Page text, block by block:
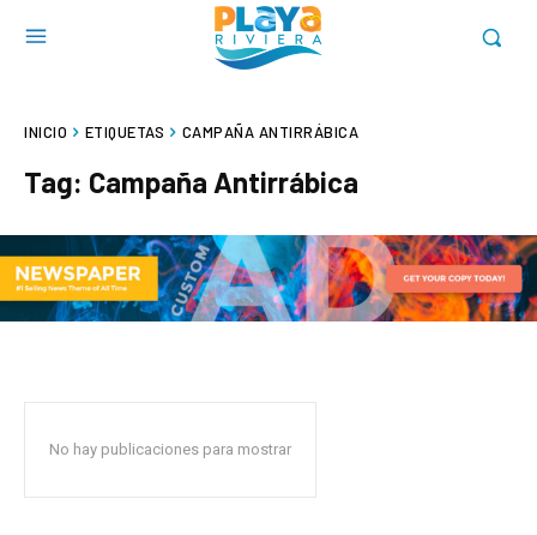
INICIO ETIQUETAS CAMPAÑA ANTIRRÁBICA
Tag: Campaña Antirrábica
No hay publicaciones para mostrar